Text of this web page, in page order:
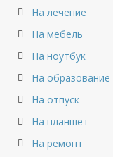
На лечение
На мебель
На ноутбук
На образование
На отпуск
На планшет
На ремонт